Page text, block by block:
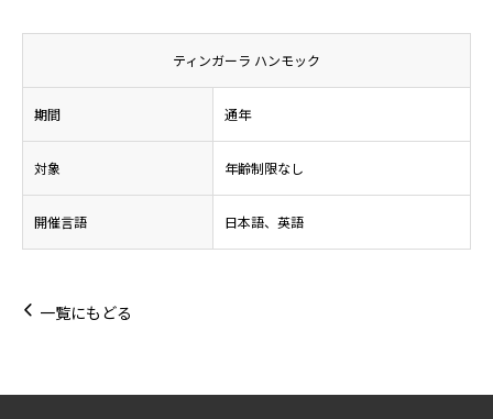
ティンガーラ ハンモック
期間 通年
対象 年齢制限なし
開催言語 日本語、英語
一覧にもどる